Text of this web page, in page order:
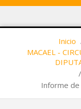
Inicio
MACAEL -
/
Informe de